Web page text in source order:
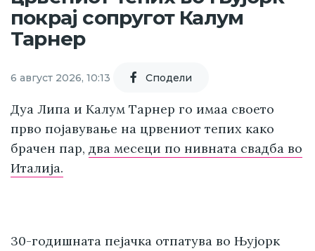
покрај сопругот Калум
Тарнер
6 август 2026, 10:13 Cподели
Дуа Липа и Калум Тарнер го имаа своето
прво појавување на црвениот тепих како
брачен пар, два месеци по нивната свадба во
Италија.
30-годишната пејачка отпатува во Њујорк